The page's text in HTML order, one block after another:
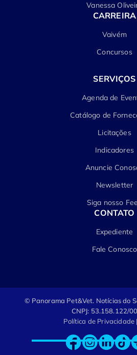
Vanessa
CARREIRA
Vaivém
Concursos
SERVIÇOS
Agenda de
Catálogo de
Licitações
Indicadores
Anuncie
Newsletter
Siga nosso
CONTATO
Expediente
Fale Conosco
© Panorama Pet&Vet. Notícias do
CNPJ: 53.158.122/
Política de Privacidade |